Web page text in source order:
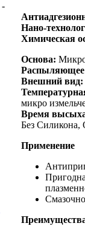
-
Нано-
Химическая
Основа:
Распыляющее
Внешний вид:
микро
Время
Без Силикона,
Применение